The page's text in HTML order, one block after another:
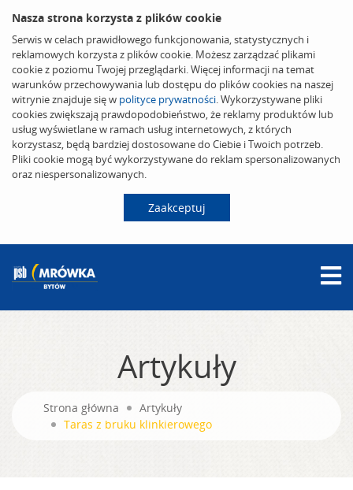
Nasza strona korzysta z plików cookie
Serwis w celach prawidłowego funkcjonowania, statystycznych i
reklamowych korzysta z plików cookie. Możesz zarządzać plikami
cookie z poziomu Twojej przeglądarki. Więcej informacji na temat
warunków przechowywania lub dostępu do plików cookies na naszej
witrynie znajduje się w polityce prywatności. Wykorzystywane pliki
cookies zwiększają prawdopodobieństwo, że reklamy produktów lub
usług wyświetlane w ramach usług internetowych, z których
korzystasz, będą bardziej dostosowane do Ciebie i Twoich potrzeb.
Pliki cookie mogą być wykorzystywane do reklam spersonalizowanych
oraz niespersonalizowanych.
Zaakceptuj
Artykuły
Strona główna
Artykuły
Taras z bruku klinkierowego